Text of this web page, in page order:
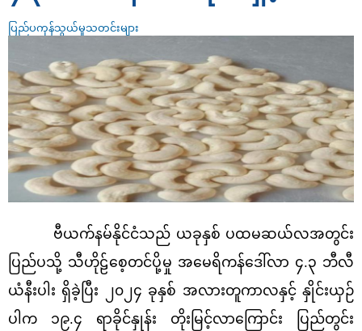
ပြည်ပကုန်သွယ်မှုသတင်းများ
ဗီယက်နမ်နိုင်ငံသည် ယခုနှစ် ပထမဆယ်လအတွင်း
ပြည်ပသို့ သီဟိုဠ်စေ့တင်ပို့မှု အမေရိကန်ဒေါ်လာ ၄.၃ ဘီလီ
ယံနီးပါး ရှိခဲ့ပြီး ၂၀၂၄ ခုနှစ် အလားတူကာလနှင့် နှိုင်းယှဉ်
ပါက ၁၉.၄ ရာခိုင်နှုန်း တိုးမြင့်လာကြောင်း ပြည်တွင်း